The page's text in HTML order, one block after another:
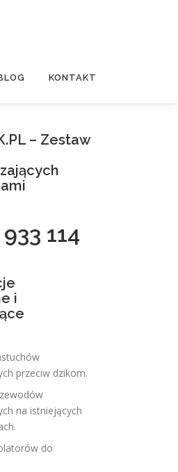
KONTAKT
– Zestaw
114
i
przeciw dzikom.
na istniejących
do